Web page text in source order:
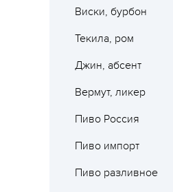
Виски, бурбон
Текила, ром
Джин, абсент
Вермут, ликер
Пиво Россия
Пиво импорт
Пиво разливное